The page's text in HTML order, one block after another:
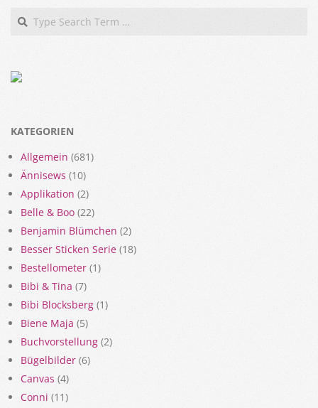
Search
KATEGORIEN
Allgemein (681)
Ännisews (10)
Applikation (2)
Belle & Boo (22)
Benjamin Blümchen (2)
Besser Sticken Serie (18)
Bestellometer (1)
Bibi & Tina (7)
Bibi Blocksberg (1)
Biene Maja (5)
Buchvorstellung (2)
Bügelbilder (6)
Canvas (4)
Conni (11)